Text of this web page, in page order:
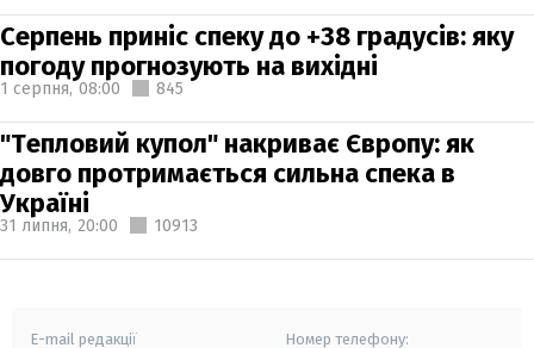
Серпень приніс спеку до +38 градусів: яку
погоду прогнозують на вихідні
1 серпня, 08:00 845
"Тепловий купол" накриває Європу: як
довго протримається сильна спека в
Україні
31 липня, 20:00 10913
E-mail редакції Номер телефону: